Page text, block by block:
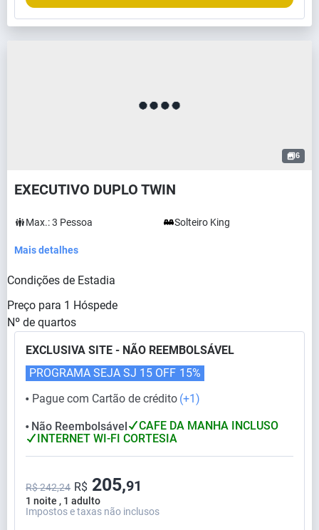
6
EXECUTIVO DUPLO TWIN
Max.:3 Pessoa Solteiro King
Mais detalhes
Condições de Estadia
Preço para 1 Hóspede
Nº de quartos
EXCLUSIVA SITE - NÃO REEMBOLSÁVEL
⬤ Pague com Cartão de crédito (+1)
PROGRAMA SEJA SJ 15 OFF 15%
⬤ Não Reembolsável
CAFE DA MANHA INCLUSO
INTERNET WI-FI CORTESIA
1 noite , 1 adulto
R$ 242,24 R$ 205,91
Impostos e taxas não inclusos